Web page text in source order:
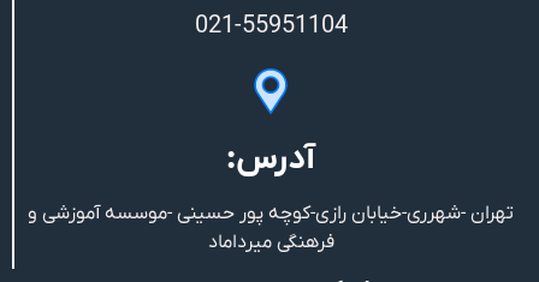
021-55951104
آدرس:
تهران -شهرری-خیابان رازی-کوچه پور حسینی -موسسه آموزشی و
فرهنگی میرداماد